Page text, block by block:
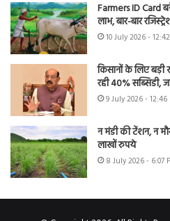
Farmers ID Card
लाभ, बार-बार
10 July 2026 -
किसानों के लिए
रही 40% सब्सिडी,
9 July 2026 - 12:46
न मंडी की टेंशन, न
लाखों रुपये
8 July 2026 - 6:07